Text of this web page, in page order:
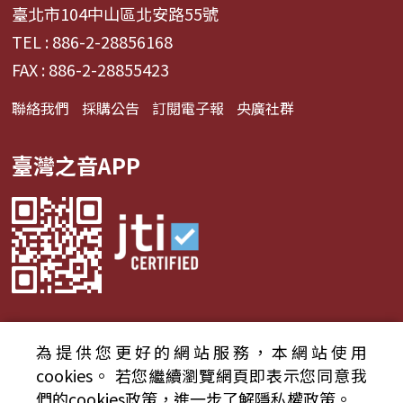
臺北市104中山區北安路55號
TEL : 886-2-28856168
FAX : 886-2-28855423
聯絡我們 採購公告 訂閱電子報 央廣社群
臺灣之音APP
© 2024財團法人中央廣播電臺 版權所有
為提供您更好的網站服務，本網站使用
cookies。 若您繼續瀏覽網頁即表示您同意我